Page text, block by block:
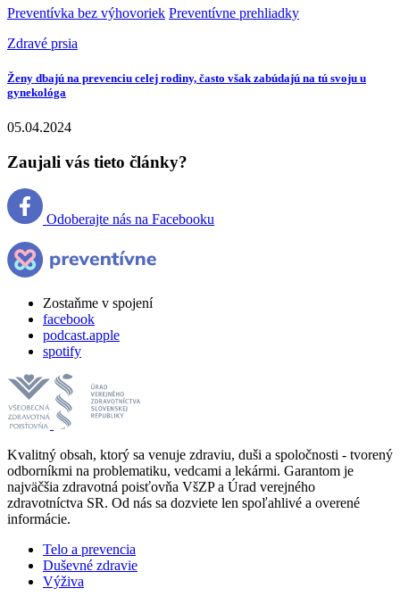
Preventívka bez výhovoriek Preventívne prehliadky
Zdravé prsia
Ženy dbajú na prevenciu celej rodiny, často však zabúdajú na tú svoju u
gynekológa
05.04.2024
Zaujali vás tieto články?
Odoberajte nás na Facebooku
Zostaňme v spojení
facebook
podcast.apple
spotify
Kvalitný obsah, ktorý sa venuje zdraviu, duši a spoločnosti - tvorený
odborníkmi na problematiku, vedcami a lekármi. Garantom je
najväčšia zdravotná poisťovňa VšZP a Úrad verejného
zdravotníctva SR. Od nás sa dozviete len spoľahlivé a overené
informácie.
Telo a prevencia
Duševné zdravie
Výživa